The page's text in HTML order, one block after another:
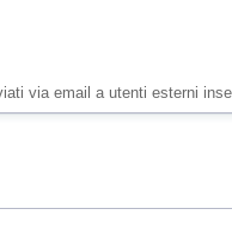
via email a utenti esterni